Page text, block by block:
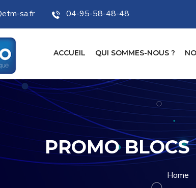
sa.fr 04-95-58-48-48
ACCUEIL QUI SOMMES-NOUS ?
PROMO BLOCS
Home